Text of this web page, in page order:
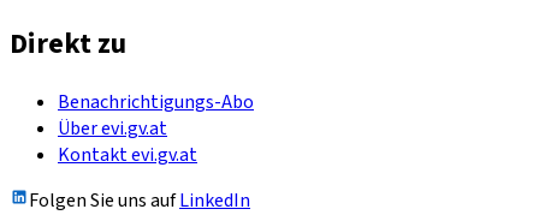
Direkt zu
Benachrichtigungs-Abo
Über evi.gv.at
Kontakt evi.gv.at
Folgen Sie uns aufLinkedIn